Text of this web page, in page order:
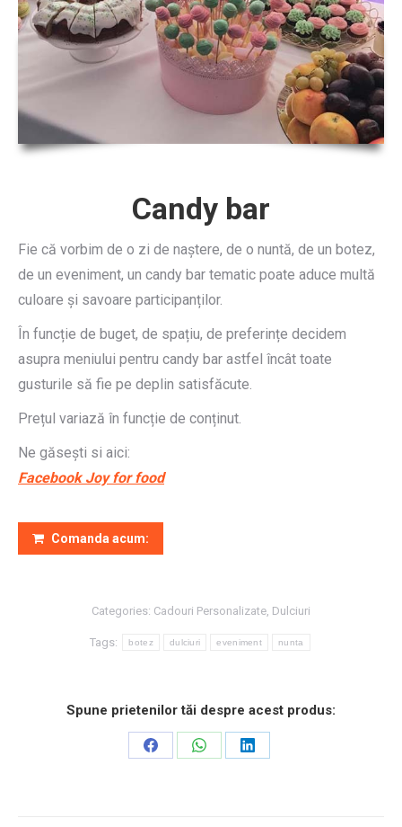
Candy bar
Fie că vorbim de o zi de naștere, de o nuntă, de un botez,
de un eveniment, un candy bar tematic poate aduce multă
culoare și savoare participanților.
În funcție de buget, de spațiu, de preferințe decidem
asupra meniului pentru candy bar astfel încât toate
gusturile să fie pe deplin satisfăcute.
Prețul variază în funcție de conținut.
Ne găsești si aici:
Facebook Joy for food
Comanda acum:
Categories: Cadouri Personalizate, Dulciuri
Tags: botez dulciuri eveniment nunta
Spune prietenilor tăi despre acest produs:
Share
Share
Share